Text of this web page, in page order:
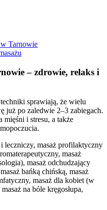
Tarnowie
– zdrowie, relaks i
sprawiają, że wielu
już po zaledwie 2–3 zabiegach.
i stresu, a także
leczniczy, masaż profilaktyczny
masaż
masaż odchudzający
bańką chińską, masaż
masaż dla kobiet (w
na bóle kręgosłupa,